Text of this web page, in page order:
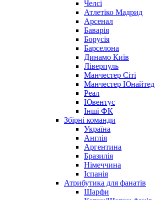
Челсі
Атлетіко Мадрид
Арсенал
Баварія
Борусія
Барселона
Динамо Київ
Ліверпуль
Манчестер Сіті
Манчестер Юнайтед
Реал
Ювентус
Інші ФК
Збірні команди
Україна
Англія
Аргентина
Бразилія
Німеччина
Іспанія
Атрибутика для фанатів
Шарфи